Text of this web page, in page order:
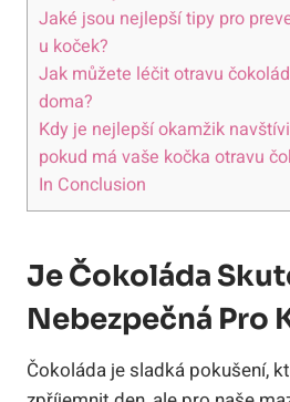
Jaké jsou nejlepší tipy pro
u koček?
Jak můžete léčit otravu
doma?
Kdy je nejlepší okamžik
pokud má vaše kočka otravu
In Conclusion
Je Čokoláda
Nebezpečná Pro
Čokoláda je sladká pokušení,